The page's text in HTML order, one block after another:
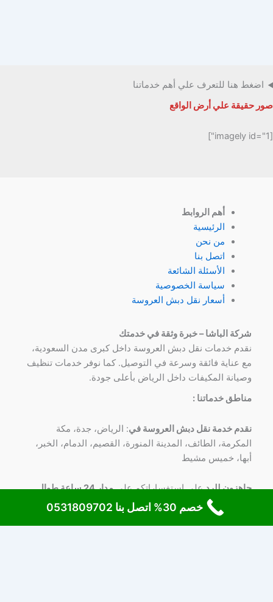
اضغط هنا للتعرف علي أهم خدماتنا
صور حقيقة علي أرض الواقع
[imagely id="1"]
أهم الروابط
الرئيسية
من نحن
اتصل بنا
الأسئلة الشائعة
سياسة الخصوصية
أسعار نقل دبش العروسة
شركة الباشا – خبرة وثقة في خدمتك
نقدم خدمات نقل دبش العروسة داخل كبرى مدن السعودية،
مع عناية فائقة وسرعة في التوصيل. كما نوفر خدمات تنظيف
وصيانة المكيفات داخل الرياض بأعلى جودة.
مناطق خدماتنا :
نقدم خدمة نقل دبش العروسة في: الرياض، جدة، مكة
المكرمة، الطائف، المدينة المنورة، القصيم، الدمام، الخبر،
أبها، خميس مشيط
جاهزون للردعلي استفساراتكم علي
مدار 24 ساعة طوال
علي رقم 0531809702
خصم 30% اتصل بنا 0531809702